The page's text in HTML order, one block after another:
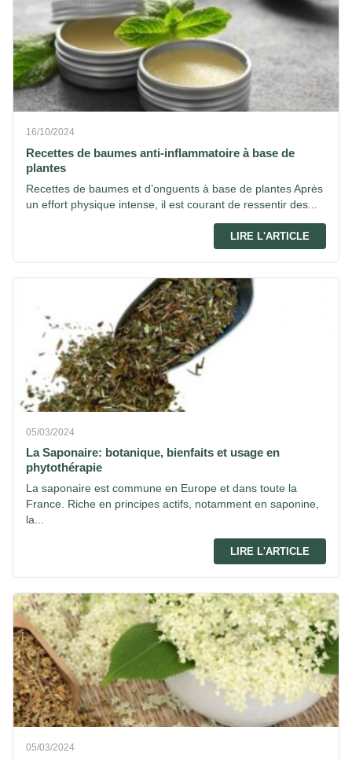
16/10/2024
Recettes de baumes anti-inflammatoire à base de
plantes
Recettes de baumes et d’onguents à base de plantes Après
un effort physique intense, il est courant de ressentir des...
LIRE L'ARTICLE
05/03/2024
La Saponaire: botanique, bienfaits et usage en
phytothérapie
La saponaire est commune en Europe et dans toute la
France. Riche en principes actifs, notamment en saponine,
la...
LIRE L'ARTICLE
05/03/2024